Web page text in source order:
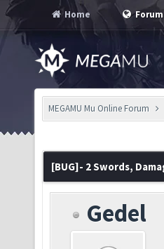
Home Forum
MEGAMU Mu Online Forum
[BUG]- 2 Swords,
Gedel